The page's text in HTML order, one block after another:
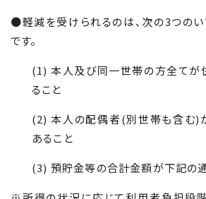
●軽減を受けられるのは、次の3つの
です。
(1) 本人及び同一世帯の方全てが
ること
(2) 本人の配偶者(別世帯も含む)
あること
(3) 預貯金等の合計金額が下記の